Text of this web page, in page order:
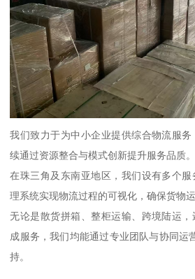
我们致力于为中小企业提供综合物流服
续通过资源整合与模式创新提升服务品质。
在珠三角及东南亚地区，我们设有多个
理系统实现物流过程的可视化，确保货物
无论是散货拼箱、整柜运输、跨境陆运
成服务，我们均能通过专业团队与协同运
持。